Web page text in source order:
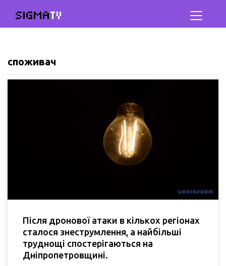
SIGMATV
споживач
Після дронової атаки в кількох регіонах
сталося знеструмлення, а найбільші
труднощі спостерігаються на
Дніпропетровщині.